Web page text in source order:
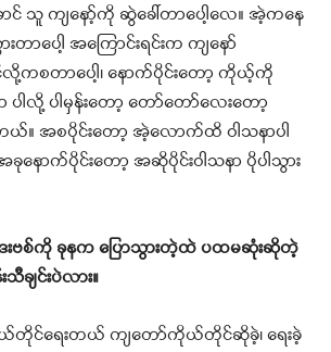
င် သူ ကျနော့်ကို ဆွဲခေါ်တာပေါ့လေ။ အဲ့ကနေ
းတာပေါ့ အကြောင်းရင်းက ကျနော်
ကစတာပေါ့၊ နောက်ပိုင်းတော့ ကိုယ့်ကို
ပါလို့ ပါမှန်းတော့ တော်တော်လေးတော့
။ အစပိုင်းတော့ အဲ့လောက်ထိ ဝါသနာပါ
နောက်ပိုင်းတော့ အဆိုပိုင်းဝါသနာ ပိုပါသွား
းဗစ်ကို ခုနက ပြောသွားတဲ့ထဲ ပထမဆုံးဆိုတဲ့
ျင်းပဲလား။
ယ်တိုင်ရေးတယ် ကျတော်ကိုယ်တိုင်ဆိုခဲ့၊ ရေးခဲ့